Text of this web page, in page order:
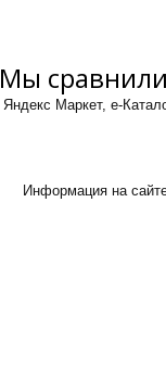
Мы
Яндекс Маркет, е-
Информация на